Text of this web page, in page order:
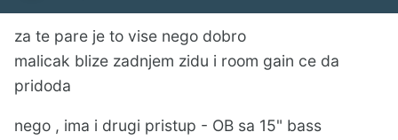
za te pare je to vise nego dobro
malicak blize zadnjem zidu i room gain ce da
pridoda
nego , ima i drugi pristup - OB sa 15" bass